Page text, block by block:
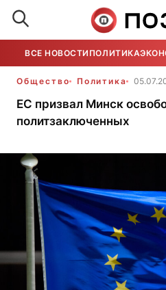
ВСЕ НОВОСТИ ПОЛИТИКА
Общество Политика
ЕС призвал Минск
политзаключенных